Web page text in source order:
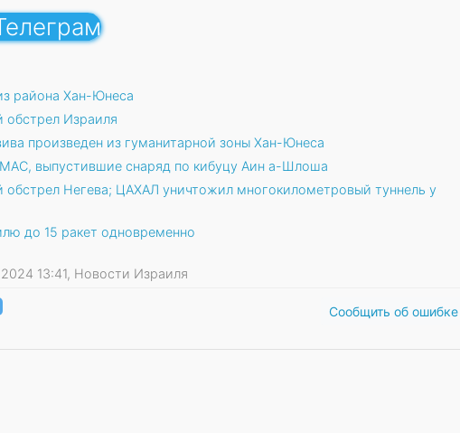
района Хан-Юнеса
Израиля
произведен из гуманитарной зоны Хан-Юнеса
выпустившие снаряд по кибуцу Аин а-Шлоша
Негева; ЦАХАЛ уничтожил многокилометровый туннель у
до 15 ракет одновременно
13:41, Новости Израиля
Сообщить об ошибке